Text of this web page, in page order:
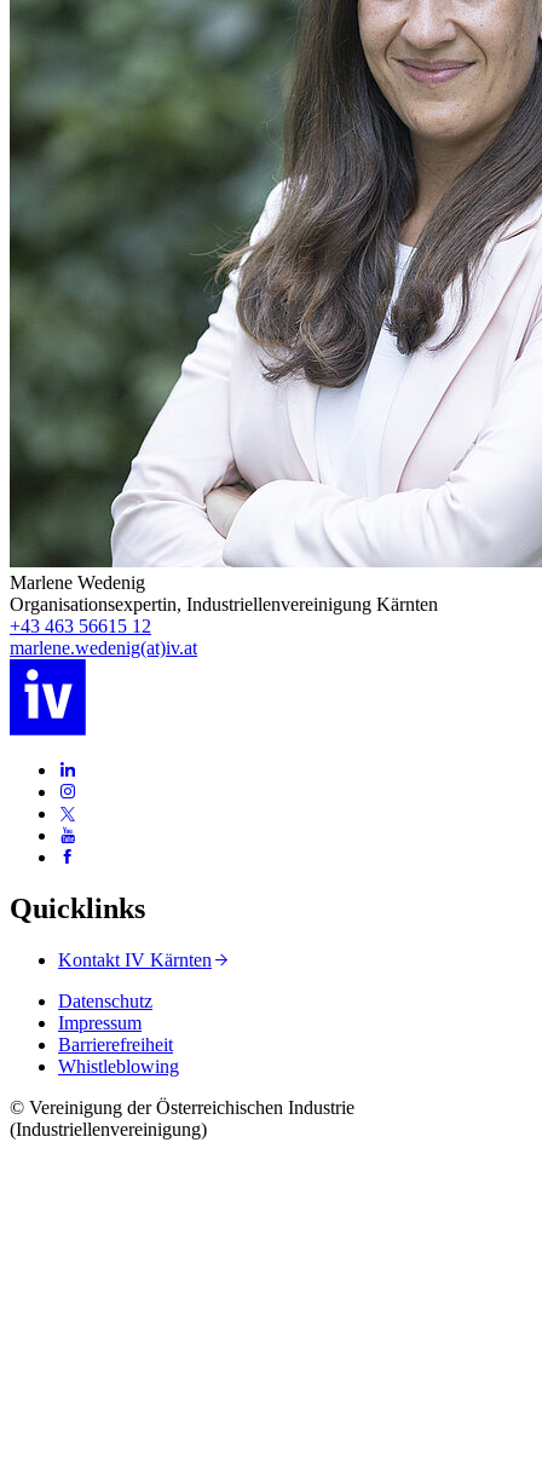
Marlene Wedenig
Organisationsexpertin, Industriellenvereinigung Kärnten
+43 463 56615 12
marlene.wedenig(at)iv.at
Quicklinks
Kontakt IV Kärnten
Datenschutz
Impressum
Barrierefreiheit
Whistleblowing
© Vereinigung der Österreichischen Industrie
(Industriellenvereinigung)